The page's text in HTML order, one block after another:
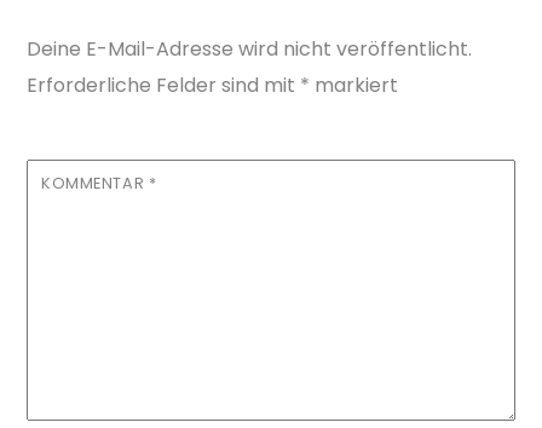
Deine E-Mail-Adresse wird nicht veröffentlicht.
Erforderliche Felder sind mit * markiert
KOMMENTAR *